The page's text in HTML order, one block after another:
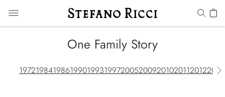
One Family Story
197219841986199019931997200520092010201120122013